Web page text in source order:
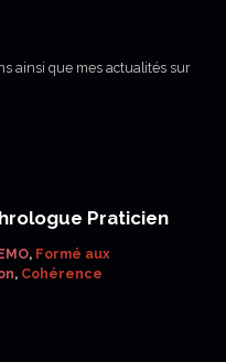
ainsi que mes actualités sur
Praticien
, Formé aux
, Cohérence